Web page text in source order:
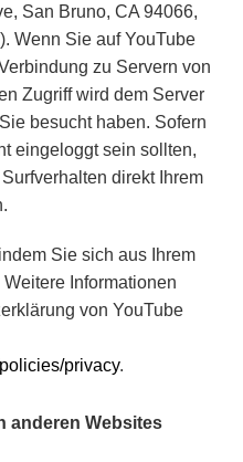
San Bruno, CA 94066,
Wenn Sie auf YouTube
zu Servern von
Zugriff wird dem Server
besucht haben. Sofern
eingeloggt sein sollten,
direkt Ihrem
Sie sich aus Ihrem
Informationen
von YouTube
privacy.
anderen Websites